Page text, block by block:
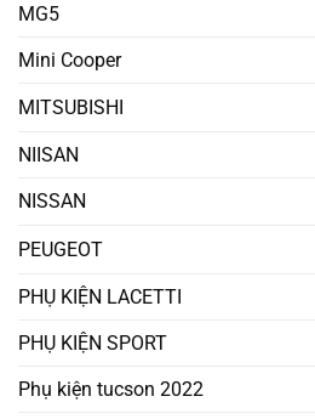
MG5
Mini Cooper
MITSUBISHI
NIISAN
NISSAN
PEUGEOT
PHỤ KIỆN LACETTI
PHỤ KIỆN SPORT
Phụ kiện tucson 2022